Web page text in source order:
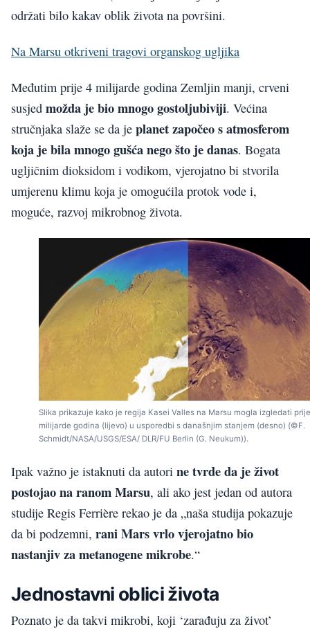
održati bilo kakav oblik života na površini.
Na Marsu otkriveni tragovi organskog ugljika
Međutim prije 4 milijarde godina Zemljin manji, crveni
susjed možda je bio mnogo gostoljubiviji. Većina
stručnjaka slaže se da je planet započeo s atmosferom
koja je bila mnogo gušća nego što je danas. Bogata
ugljičnim dioksidom i vodikom, vjerojatno bi stvorila
umjerenu klimu koja je omogućila protok vode i,
moguće, razvoj mikrobnog života.
Slika prikazuje kako je regija Kasei Valles na Marsu mogla izgledati
milijarde godina (lijevo) u usporedbi s današnjim stanjem (desno) (©F.
Schmidt/NASA/USGS/ESA/ DLR/FU Berlin (G. Neukum)).
Ipak važno je istaknuti da autori ne tvrde da je život
postojao na ranom Marsu, ali ako jest jedan od autora
studije Regis Ferrière rekao je da „naša studija pokazuje
da bi podzemni, rani Mars vrlo vjerojatno bio
nastanjiv za metanogene mikrobe.“
Jednostavni oblici života
Poznato je da takvi mikrobi, koji ‘zarađuju za život’